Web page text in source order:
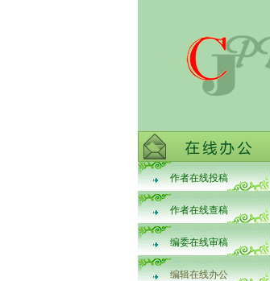
作者在线投稿
作者在线查稿
编委在线审稿
编辑在线办公